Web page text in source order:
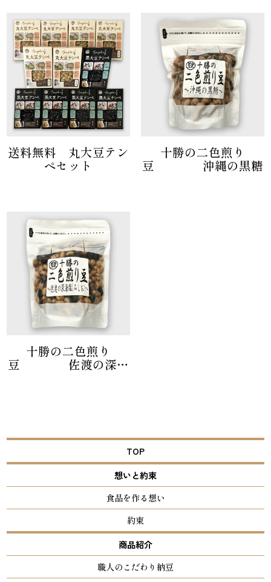
送料無料 丸大豆テン
ペセット
十勝の二色煎り
豆 沖縄の黒糖
十勝の二色煎り
豆 佐渡の深海
TOP
想いと約束
食品を作る想い
約束
商品紹介
職人のこだわり納豆